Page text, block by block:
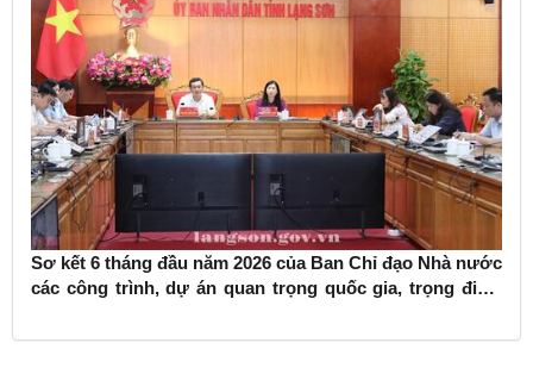
Sơ kết 6 tháng đầu năm 2026 của Ban Chỉ đạo Nhà nước
các công trình, dự án quan trọng quốc gia, trọng điểm